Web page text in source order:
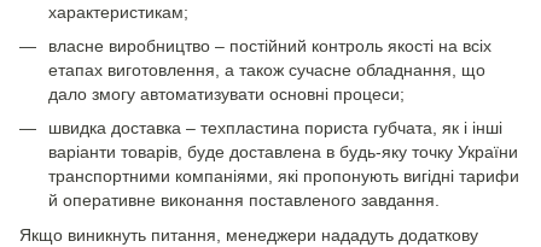
характеристикам;
власне виробництво – постійний контроль якості на всіх
етапах виготовлення, а також сучасне обладнання, що
дало змогу автоматизувати основні процеси;
швидка доставка – техпластина пориста губчата, як і інші
варіанти товарів, буде доставлена в будь-яку точку України
транспортними компаніями, які пропонують вигідні тарифи
й оперативне виконання поставленого завдання.
Якщо виникнуть питання, менеджери нададуть додаткову